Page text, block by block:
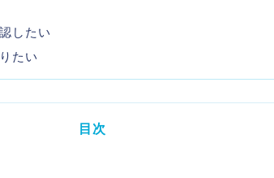
したい
たい
目次